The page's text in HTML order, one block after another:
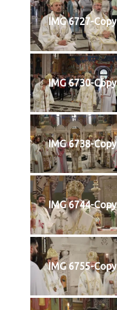
IMG 6727-Copy
IMG 6730-Copy
IMG 6738-Copy
IMG 6744-Copy
IMG 6755-Copy